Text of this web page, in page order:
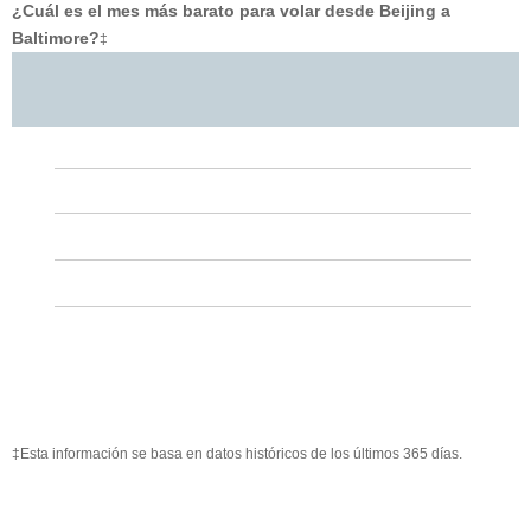
¿Cuál es el mes más barato para volar desde Beijing a
Baltimore?‡
‡Esta información se basa en datos históricos de los últimos 365 días.